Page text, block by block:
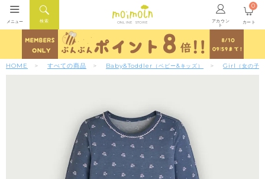
ONLINE STORE アカウン
ト
検索
メニュー カート
0
HOME すべての商品 Baby&Toddler （ベビー&キッズ） Girl （女の子）